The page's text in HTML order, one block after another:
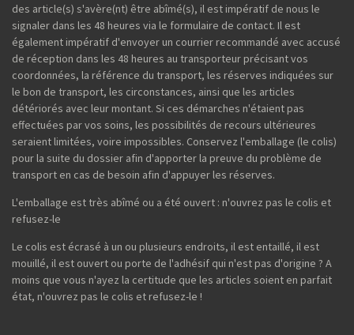
des article(s) s'avère(nt) être abîmé(s), il est impératif de nous le
signaler dans les 48 heures via le formulaire de contact. Il est
également impératif d'envoyer un courrier recommandé avec accusé
de réception dans les 48 heures au transporteur précisant vos
coordonnées, la référence du transport, les réserves indiquées sur
le bon de transport, les circonstances, ainsi que les articles
détériorés avec leur montant. Si ces démarches n'étaient pas
effectuées par vos soins, les possibilités de recours ultérieures
seraient limitées, voire impossibles. Conservez l'emballage (le colis)
pour la suite du dossier afin d'apporter la preuve du problème de
transport en cas de besoin afin d'appuyer les réserves.
L'emballage est très abîmé ou a été ouvert : n'ouvrez pas le colis et
refusez-le
Le colis est écrasé à un ou plusieurs endroits, il est entaillé, il est
mouillé, il est ouvert ou porte de l'adhésif qui n'est pas d'origine ? A
moins que vous n'ayez la certitude que les articles soient en parfait
état, n'ouvrez pas le colis et refusez-le !